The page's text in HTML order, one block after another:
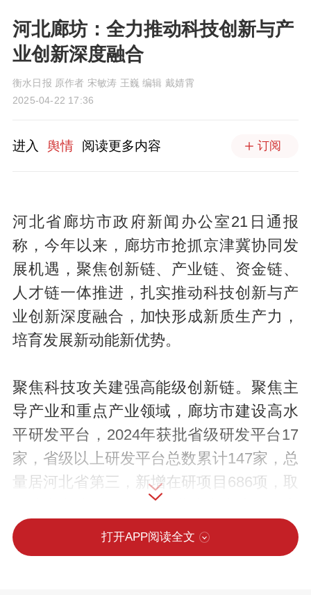
河北廊坊：全力推动科技创新与产
业创新深度融合
衡水日报 原作者 ​宋敏涛 王巍 编辑 戴婧霄
2025-04-22 17:36
进入 舆情 阅读更多内容 订阅
河北省廊坊市政府新闻办公室21日通报
称，今年以来，廊坊市抢抓京津冀协同发
展机遇，聚焦创新链、产业链、资金链、
人才链一体推进，扎实推动科技创新与产
业创新深度融合，加快形成新质生产力，
培育发展新动能新优势。
聚焦科技攻关建强高能级创新链。聚焦主
导产业和重点产业领域，廊坊市建设高水
平研发平台，2024年获批省级研发平台17
家，省级以上研发平台总数累计147家，总
量居河北省第三，新增在研项目686项，取
得技术突破233项。在河北省率先建设10家
市级中试熟化基地，20余项高水平京津科
技成果在廊坊“首发首试”，其中纸基功能新
打开APP阅读全文